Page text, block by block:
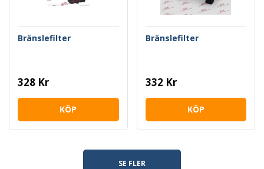
Bränslefilter
328 Kr
KÖP
Bränslefilter
332 Kr
KÖP
SE FLER